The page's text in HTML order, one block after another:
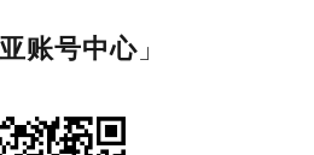
账号中心 」